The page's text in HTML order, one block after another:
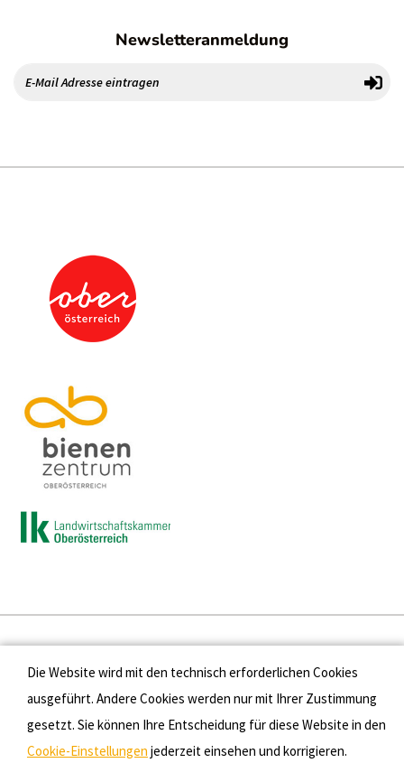
Newsletteranmeldung
Presse
Kontakt
Datenschutz
Die Website wird mit den technisch erforderlichen Cookies
ausgeführt. Andere Cookies werden nur mit Ihrer Zustimmung
gesetzt. Sie können Ihre Entscheidung für diese Website in den
Cookie-Einstellungen jederzeit einsehen und korrigieren.